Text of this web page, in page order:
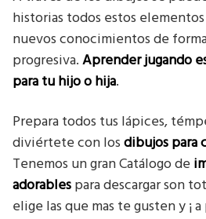
historias todos estos
nuevos conocimientos de
progresiva.Aprender jugando
para tu hijo o hija.
Prepara todos tus lápices,
diviértete con losdibujos para
Tenemos un gran Catálogo de
adorablespara descargar son
elige las que mas te gusten y ¡